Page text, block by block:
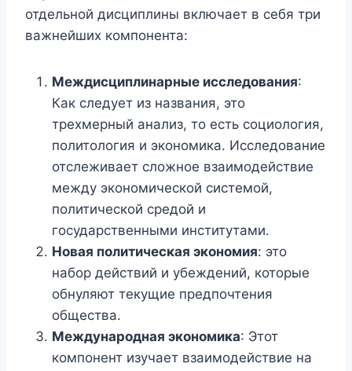
отдельной дисциплины включает в себя три
важнейших компонента:
Междисциплинарные исследования:
Как следует из названия, это
трехмерный анализ, то есть социология,
политология и экономика. Исследование
отслеживает сложное взаимодействие
между экономической системой,
политической средой и
государственными институтами.
Новая политическая экономия: это
набор действий и убеждений, которые
обнуляют текущие предпочтения
общества.
Международная экономика: Этот
компонент изучает взаимодействие на